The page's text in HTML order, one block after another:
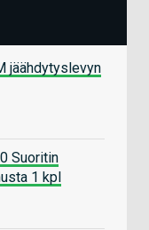
jäähdytyslevyn
Suoritin
1 kpl